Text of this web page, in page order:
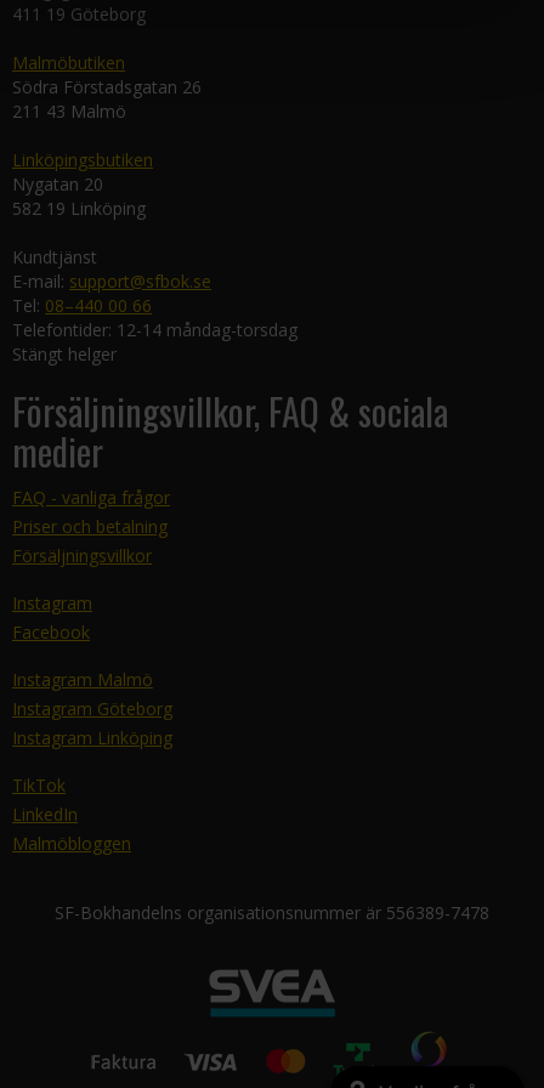
411 19 Göteborg
Malmöbutiken
Södra Förstadsgatan 26
211 43 Malmö
Linköpingsbutiken
Nygatan 20
582 19 Linköping
Kundtjänst
E-mail: support@sfbok.se
Tel: 08–440 00 66
Telefontider: 12-14 måndag-torsdag
Stängt helger
Försäljningsvillkor, FAQ & sociala
medier
FAQ - vanliga frågor
Priser och betalning
Försäljningsvillkor
Instagram
Facebook
Instagram Malmö
Instagram Göteborg
Instagram Linköping
TikTok
LinkedIn
Malmöbloggen
SF-Bokhandelns organisationsnummer är 556389-7478